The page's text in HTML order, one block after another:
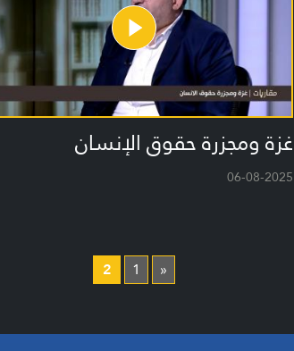
غزة ومجزرة حقوق الإنسان
06-08-2025
«
1
2